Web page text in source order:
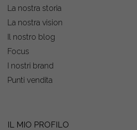
La nostra storia
La nostra vision
Il nostro blog
Focus
I nostri brand
Punti vendita
IL MIO PROFILO